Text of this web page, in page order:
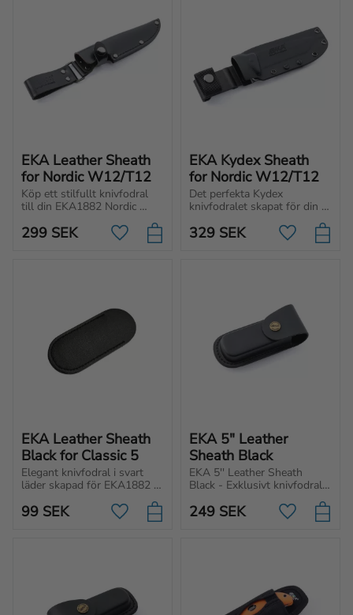
EKA Leather Sheath
for Nordic W12/T12
Köp ett stilfullt knivfodral
till din EKA1882 Nordic
klassiskt och slitstarkt, svart
läderfodral med bältesögla.
299 SEK Lägg till i favoriter
EKA Kydex Sheath
for Nordic W12/T12
Det perfekta Kydex
knivfodralet skapat för din
Nordic W12 och Nordic T12.
329 SEK Lägg till i
EKA Leather Sheath
Black for Classic 5
Elegant knivfodral i svart
läder skapad för EKA1882
för stilfull förvaring och
99 SEK Lägg till i favoriter
EKA 5" Leather
Sheath Black
EKA 5'' Leather Sheath
Black - Exklusivt knivfodral i
fällknivar.
249 SEK Lägg till i